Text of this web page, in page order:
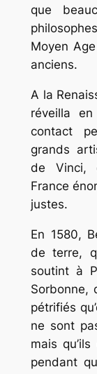
que
Moyen
anciens.
A la
réveilla
contact
grands
de Vinci,
France
justes.
En 1580,
de terre,
soutint à
Sorbonne,
pétrifiés
ne sont
mais
pendant